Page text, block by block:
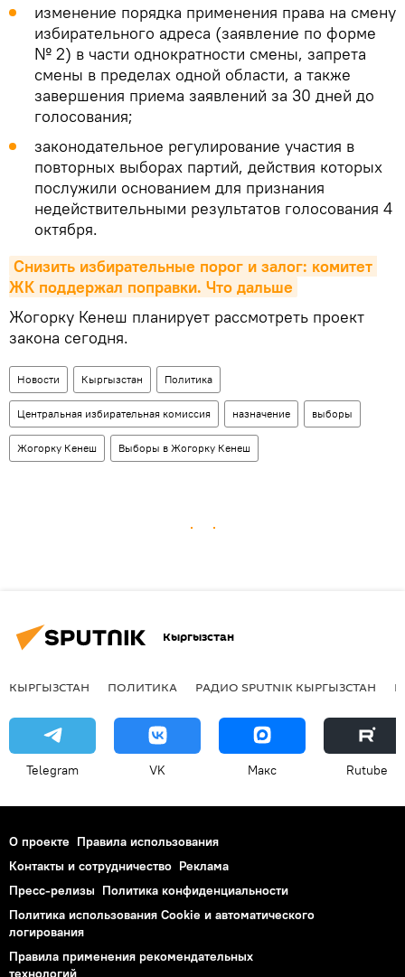
изменение порядка применения права на смену
избирательного адреса (заявление по форме
№ 2) в части однократности смены, запрета
смены в пределах одной области, а также
завершения приема заявлений за 30 дней до
голосования;
законодательное регулирование участия в
повторных выборах партий, действия которых
послужили основанием для признания
недействительными результатов голосования 4
октября.
Снизить избирательные порог и залог: комитет
ЖК поддержал поправки. Что дальше
Жогорку Кенеш планирует рассмотреть проект
закона сегодня.
Новости Кыргызстан Политика
Центральная избирательная комиссия назначение выборы
Жогорку Кенеш Выборы в Жогорку Кенеш
Кыргызстан
КЫРГЫЗСТАН ПОЛИТИКА РАДИО SPUTNIK КЫРГЫЗСТАН
Telegram VK Макс Rutube
О проекте Правила использования
Контакты и сотрудничество Реклама
Пресс-релизы Политика конфиденциальности
Политика использования Cookie и автоматического
логирования
Правила применения рекомендательных
технологий